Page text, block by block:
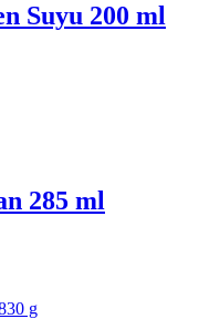
Suyu 200 ml
285 ml